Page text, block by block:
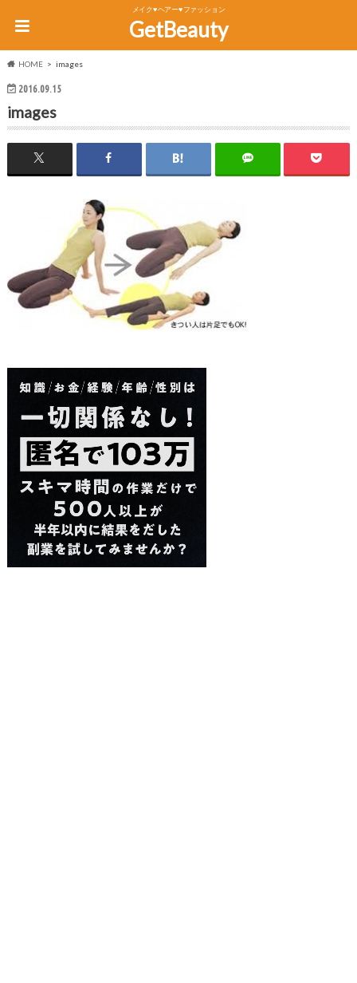
メイク♥ヘアー♥ファッション
GetBeauty
HOME images
2016.09.15
images